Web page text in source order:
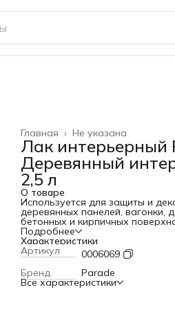
Не указана
Главная ›
Лак интерьерный
Деревянный
2,5 л
О товаре
Используется для защиты и
деревянных панелей, вагонки,
бетонных и кирпичных
полов.
Паропроницаемое долговечное
декоративными свойствами.
грязи и плесени. Содержит
запаха.
Подробнее
Характеристики
Артикул
0006069
Бренд
Parade
Все характеристики